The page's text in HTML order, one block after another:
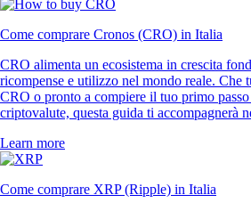
Come comprare Cronos (CRO) in Italia
CRO alimenta un ecosistema in crescita
ricompense e utilizzo nel mondo reale. Che
CRO o pronto a compiere il tuo primo
criptovalute, questa guida ti accompagnerà
Learn more
Come comprare XRP (Ripple) in Italia